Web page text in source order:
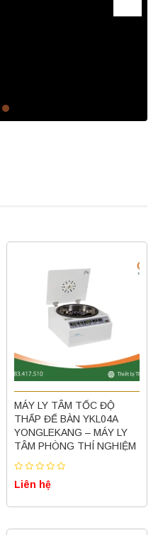
MÁY LY TÂM TỐC ĐỘ
THẤP ĐỂ BÀN YKL04A
YONGLEKANG – MÁY LY
TÂM PHÒNG THÍ NGHIỆM
Liên hệ